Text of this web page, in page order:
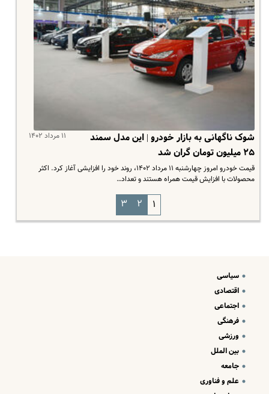
۱۱ مرداد ۱۴۰۲
شوک ناگهانی به بازار خودرو | این مدل سمند
۲۵ میلیون تومان گران شد
قیمت خودرو امروز چهارشنبه ۱۱ مرداد ۱۴۰۲، روند خود را افزایشی آغاز کرد. اکثر
محصولات با افزایش قیمت همراه هستند و تعداد…
۱ ۲ ۳
سیاسی
اقتصادی
اجتماعی
فرهنگی
ورزشی
بین الملل
جامعه
علم و فناوری